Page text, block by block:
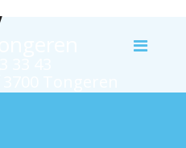
33 43
Tongeren